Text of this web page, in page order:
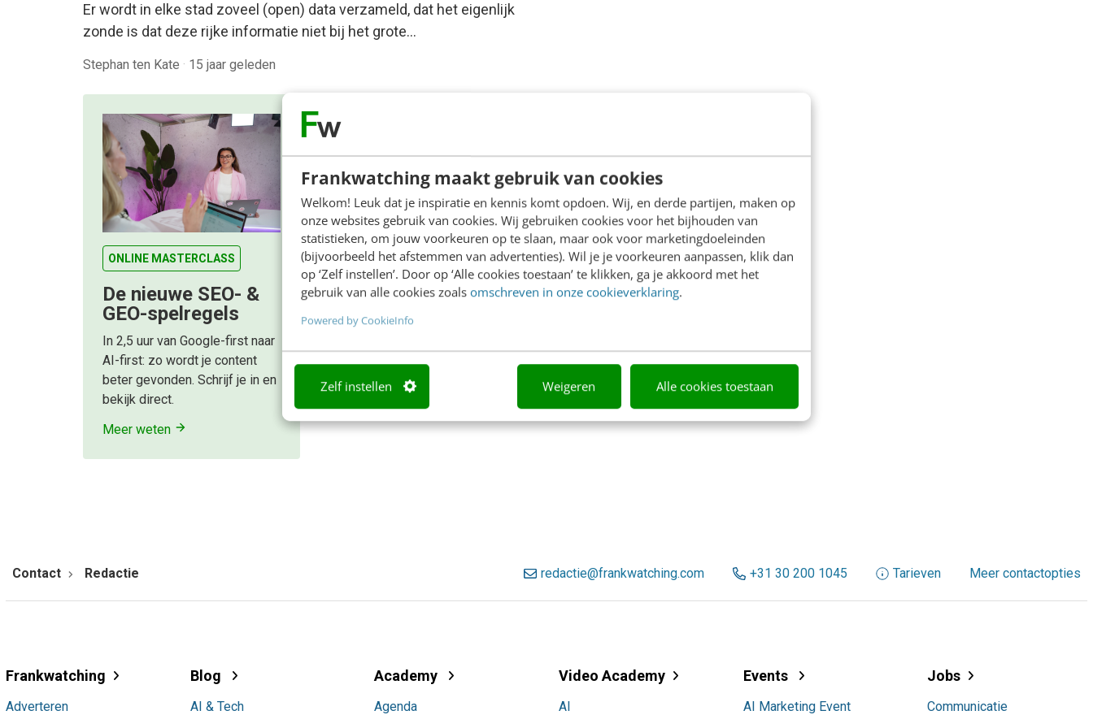
Frankwatching maakt gebruik van cookies
Welkom! Leuk dat je inspiratie en kennis komt opdoen. Wij, en derde partijen, maken op
onze websites gebruik van cookies. Wij gebruiken cookies voor het bijhouden van
statistieken, om jouw voorkeuren op te slaan, maar ook voor marketingdoeleinden
(bijvoorbeeld het afstemmen van advertenties). Wil je je voorkeuren aanpassen, klik dan
op ‘Zelf instellen’. Door op ‘Alle cookies toestaan’ te klikken, ga je akkoord met het
gebruik van alle cookies zoals omschreven in onze cookieverklaring.
Powered by CookieInfo
Zelf instellen Weigeren Alle cookies toestaan
Er wordt in elke stad zoveel (open) data verzameld, dat het eigenlijk
zonde is dat deze rijke informatie niet bij het grote…
Stephan ten Kate · 15 jaar geleden
ONLINE MASTERCLASS
De nieuwe SEO- &
GEO-spelregels
In 2,5 uur van Google-first naar
AI-first: zo wordt je content
beter gevonden. Schrijf je in en
bekijk direct.
Meer weten
Contact Redactie redactie@frankwatching.com +31 30 200 1045 Tarieven Meer contactopties
Frankwatching
Adverteren
Blog
AI & Tech
Academy
Agenda
Video Academy
AI
Events
AI Marketing Event
Jobs
Communicatie